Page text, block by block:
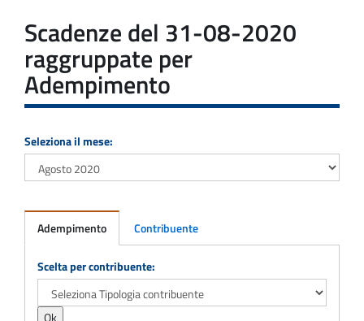
Scadenze del 31-08-2020
raggruppate per
Adempimento
Seleziona il mese:
Adempimento Contribuente
Adempimento
Scelta per contribuente: